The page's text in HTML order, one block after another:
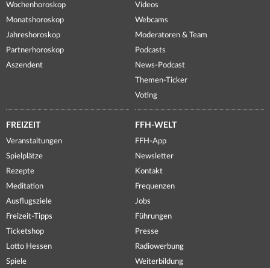
Wochenhoroskop
Monatshoroskop
Jahreshoroskop
Partnerhoroskop
Aszendent
Videos
Webcams
Moderatoren & Team
Podcasts
News-Podcast
Themen-Ticker
Voting
FREIZEIT
Veranstaltungen
Spielplätze
Rezepte
Meditation
Ausflugsziele
Freizeit-Tipps
Ticketshop
Lotto Hessen
Spiele
FFH-WELT
FFH-App
Newsletter
Kontakt
Frequenzen
Jobs
Führungen
Presse
Radiowerbung
Weiterbildung